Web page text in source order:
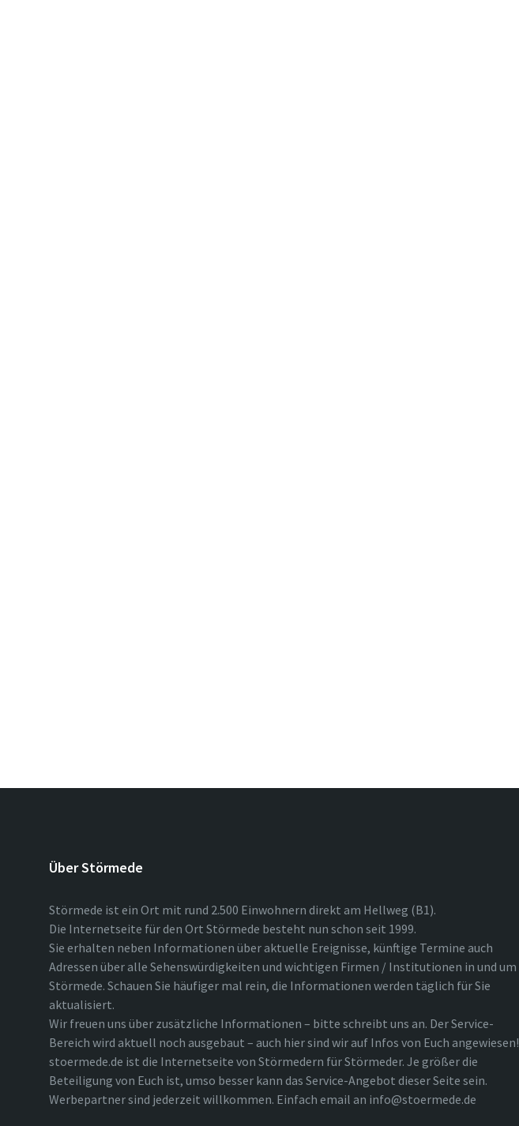
Über Störmede
Störmede ist ein Ort mit rund 2.500 Einwohnern direkt am Hellweg (B1).
Die Internetseite für den Ort Störmede besteht nun schon seit 1999.
Sie erhalten neben Informationen über aktuelle Ereignisse, künftige Termine auch
Adressen über alle Sehenswürdigkeiten und wichtigen Firmen / Institutionen in und um
Störmede. Schauen Sie häufiger mal rein, die Informationen werden täglich für Sie
aktualisiert.
Wir freuen uns über zusätzliche Informationen – bitte schreibt uns an. Der Service-
Bereich wird aktuell noch ausgebaut – auch hier sind wir auf Infos von Euch angewiesen!
stoermede.de ist die Internetseite von Störmedern für Störmeder. Je größer die
Beteiligung von Euch ist, umso besser kann das Service-Angebot dieser Seite sein.
Werbepartner sind jederzeit willkommen. Einfach email an info@stoermede.de